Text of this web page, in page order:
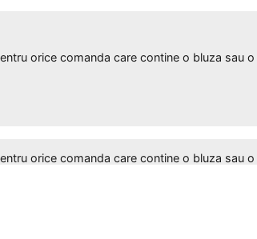
orice comanda care contine o bluza sau
orice comanda care contine o bluza sau